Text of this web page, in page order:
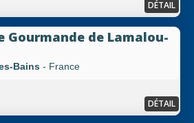
DÉTAIL
Gourmande de Lamalou-
Bains - France
DÉTAIL